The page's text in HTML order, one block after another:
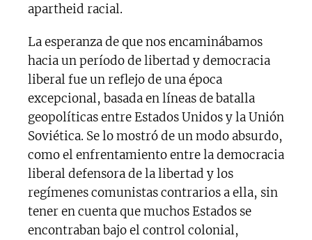
apartheid racial.
La esperanza de que nos encaminábamos
hacia un período de libertad y democracia
liberal fue un reflejo de una época
excepcional, basada en líneas de batalla
geopolíticas entre Estados Unidos y la Unión
Soviética. Se lo mostró de un modo absurdo,
como el enfrentamiento entre la democracia
liberal defensora de la libertad y los
regímenes comunistas contrarios a ella, sin
tener en cuenta que muchos Estados se
encontraban bajo el control colonial,